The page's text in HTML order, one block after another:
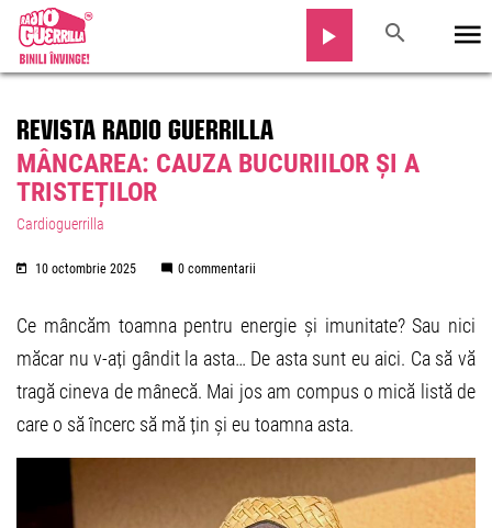
REVISTA RADIO GUERRILLA
MÂNCAREA: CAUZA BUCURIILOR ȘI A
TRISTEȚILOR
Cardioguerrilla
10 octombrie 2025 0 commentarii
Ce mâncăm toamna pentru energie și imunitate? Sau nici
măcar nu v-ați gândit la asta… De asta sunt eu aici. Ca să vă
tragă cineva de mânecă. Mai jos am compus o mică listă de
care o să încerc să mă țin și eu toamna asta.